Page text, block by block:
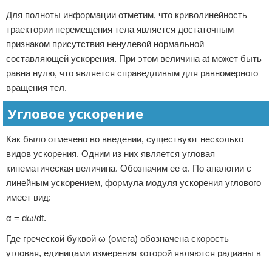
Для полноты информации отметим, что криволинейность
траектории перемещения тела является достаточным
признаком присутствия ненулевой нормальной
составляющей ускорения. При этом величина at может быть
равна нулю, что является справедливым для равномерного
вращения тел.
Угловое ускорение
Как было отмечено во введении, существуют несколько
видов ускорения. Одним из них является угловая
кинематическая величина. Обозначим ее α. По аналогии с
линейным ускорением, формула модуля ускорения углового
имеет вид:
α = dω/dt.
Где греческой буквой ω (омега) обозначена скорость
угловая, единицами измерения которой являются радианы в